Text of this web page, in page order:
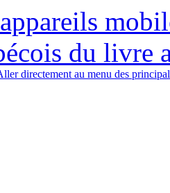
du livre
directement au menu des